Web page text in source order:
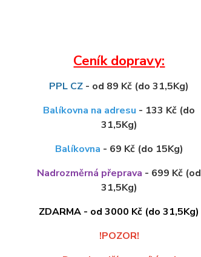
Ceník dopravy:
PPL CZ - od 89 Kč (do 31,5Kg)
Balíkovna na adresu - 133 Kč (do
31,5Kg)
Balíkovna - 69 Kč (do 15Kg)
Nadrozměrná přeprava - 699 Kč (od
31,5Kg)
ZDARMA - od 3000 Kč (do 31,5Kg)
!POZOR!